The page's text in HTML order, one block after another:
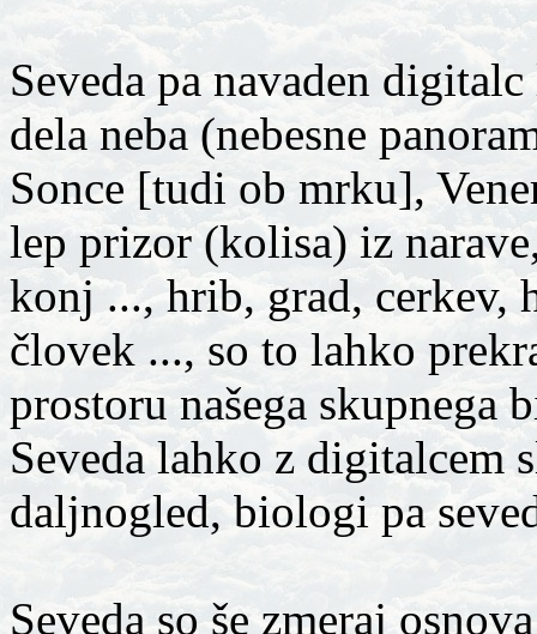
Seveda pa navaden
dela neba (nebesne
Sonce [tudi ob mrku],
lep prizor (kolisa) iz
konj ..., hrib, grad, cerkev,
človek ..., so to lahko
prostoru našega skupnega
Seveda lahko z digitalcem
daljnogled, biologi pa
Seveda so še zmeraj